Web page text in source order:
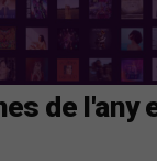
de l'any